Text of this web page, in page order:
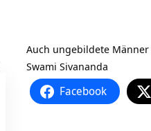
Auch ungebildete
Swami Sivananda
Facebook